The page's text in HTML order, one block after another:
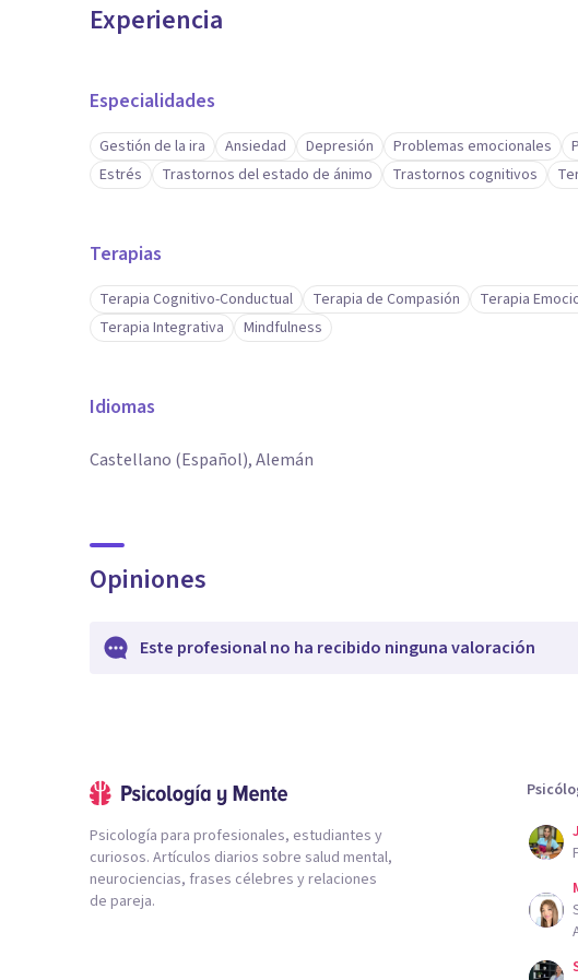
Experiencia
Especialidades
Gestión de la ira Ansiedad Depresión Problemas emocionales
Estrés
Trastornos del estado de ánimo Trastornos cognitivos
Terapias
Terapia Cognitivo-Conductual Terapia de Compasión Terapia
Terapia Integrativa
Mindfulness
Idiomas
Castellano (Español), Alemán
Opiniones
Este profesional no ha recibido ninguna valoración
Psicología para profesionales, estudiantes y
curiosos. Artículos diarios sobre salud mental,
neurociencias, frases célebres y relaciones
de pareja.